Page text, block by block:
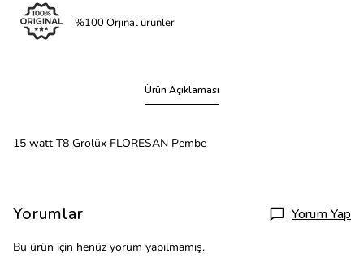
%100 Orjinal ürünler
Ürün Açıklaması
15 watt T8 Grolüx FLORESAN Pembe
Yorumlar Yorum Yap
Bu ürün için henüz yorum yapılmamış.